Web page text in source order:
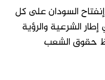
السودان على كل
الشرعية والرؤية
حقوق الشعب